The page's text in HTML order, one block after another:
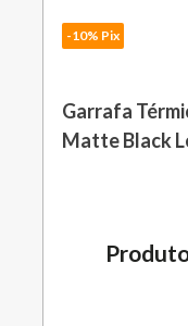
-10% Pix
Garrafa
Matte Black